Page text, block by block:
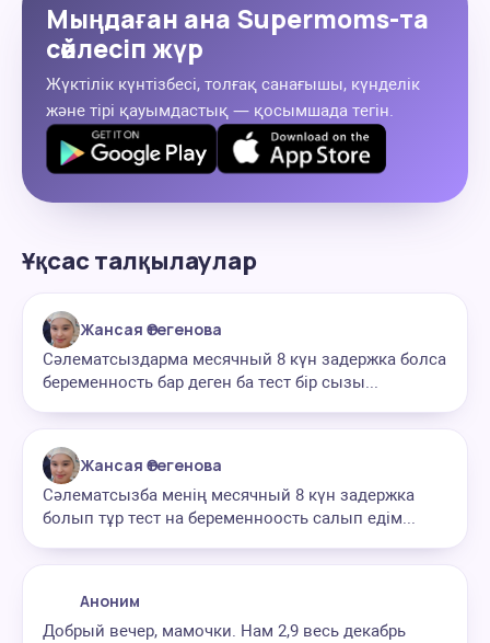
Мыңдаған ана Supermoms-та
сөйлесіп жүр
Жүктілік күнтізбесі, толғақ санағышы, күнделік
және тірі қауымдастық — қосымшада тегін.
Ұқсас талқылаулар
Жансая Өтегенова
Сәлематсыздарма месячный 8 күн задержка болса
беременность бар деген ба тест бір сызы...
Жансая Өтегенова
Сәлематсызба менің месячный 8 күн задержка
болып тұр тест на беременноость салып едім...
Аноним
Добрый вечер, мамочки. Нам 2,9 весь декабрь